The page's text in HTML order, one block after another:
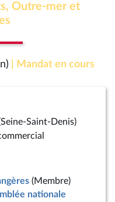
Outre-mer et
| Mandat en cours
Saint-Denis)
(Membre)
nationale